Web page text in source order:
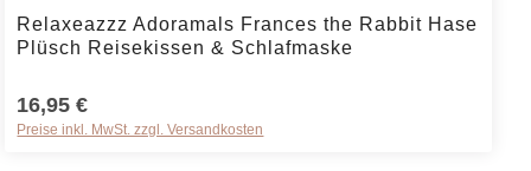
Anzahl zu erhöhen oder zu
ein oder benutze die Schaltflächen
Produkt Anzahl: Gib den gewünschten
Relaxeazzz Adoramals Frances the Rabbit Hase
Plüsch Reisekissen & Schlafmaske
16,95 €
Preise inkl. MwSt. zzgl. Versandkosten